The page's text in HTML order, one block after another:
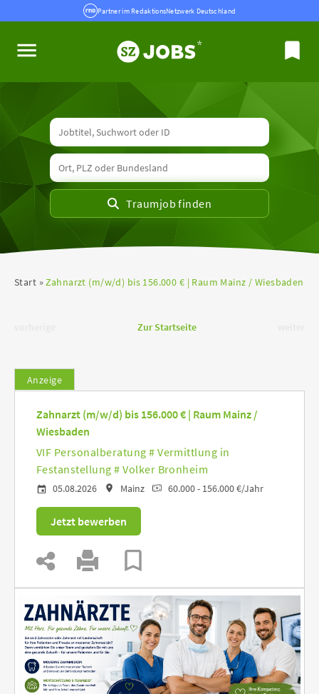
Partner im RedaktionsNetzwerk Deutschland
Start Zahnarzt (m/w/d) bis 156.000 € | Raum Mainz / Wiesbaden
Zur Startseite
Anzeige
Zahnarzt (m/w/d) bis 156.000 € | Raum Mainz /
Wiesbaden
VIF Personalberatung # Vermittlung in
Festanstellung # Volker Bronheim
05.08.2026 Mainz 60.000 - 156.000 €/Jahr
Jetzt bewerben